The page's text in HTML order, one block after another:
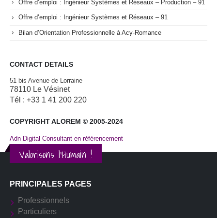
Offre d’emploi : Ingénieur Systèmes et Réseaux – Production – 91
Offre d’emploi : Ingénieur Systèmes et Réseaux – 91
Bilan d’Orientation Professionnelle à Acy-Romance
CONTACT DETAILS
51 bis Avenue de Lorraine
78110 Le Vésinet
Tél : +33 1 41 200 220
COPYRIGHT ALOREM © 2005-2024
Adn Digital Consultant en référencement
Valorisons l'Humain !
PRINCIPALES PAGES
Professionnels
Particuliers